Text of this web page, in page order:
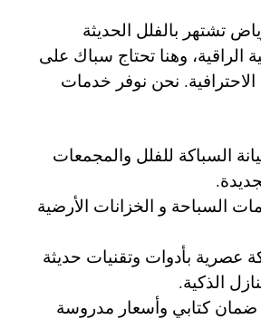
تشتهر بالفلل الحديثة
الراقية، وهنا تحتاج سباك على
نحن نوفر خدمات
السباكة للفلل والمجمعات
السباحة و الخزانات الأرضية
عصرية بأدوات وتقنيات حديثة
الذكية.
كتابي وأسعار مدروسة